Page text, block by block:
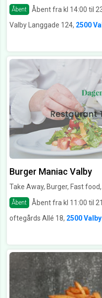
Åbent
Åbent fra kl 14:00 til
Valby Langgade 124, 2500
Burger Maniac Valby
Take Away, Burger, Fast
Åbent
Åbent fra kl 11:00 til
oftegårds Allé 18, 2500 Valby